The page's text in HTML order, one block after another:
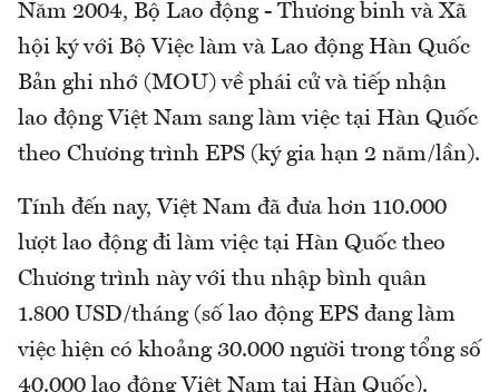
Năm 2004, Bộ Lao động - Thương binh và Xã
hội ký với Bộ Việc làm và Lao động Hàn Quốc
Bản ghi nhớ (MOU) về phái cử và tiếp nhận
lao động Việt Nam sang làm việc tại Hàn Quốc
theo Chương trình EPS (ký gia hạn 2 năm/lần).
Tính đến nay, Việt Nam đã đưa hơn 110.000
lượt lao động đi làm việc tại Hàn Quốc theo
Chương trình này với thu nhập bình quân
1.800 USD/tháng (số lao động EPS đang làm
việc hiện có khoảng 30.000 người trong tổng số
40.000 lao động Việt Nam tại Hàn Quốc).